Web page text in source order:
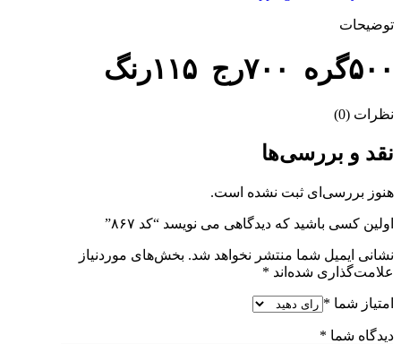
توضیحات
۵۰۰گره ۷۰۰رج ۱۱۵رنگ
نظرات (0)
نقد و بررسی‌ها
هنوز بررسی‌ای ثبت نشده است.
اولین کسی باشید که دیدگاهی می نویسد “کد ۸۶۷”
نشانی ایمیل شما منتشر نخواهد شد. بخش‌های موردنیاز
علامت‌گذاری شده‌اند *
امتیاز شما *
دیدگاه شما *